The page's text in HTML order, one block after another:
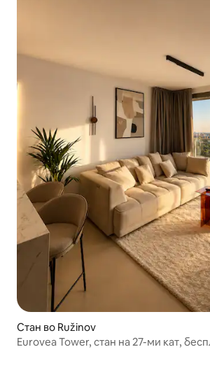
Стан во Ružinov
Eurovea Tower, стан на 27-ми кат,